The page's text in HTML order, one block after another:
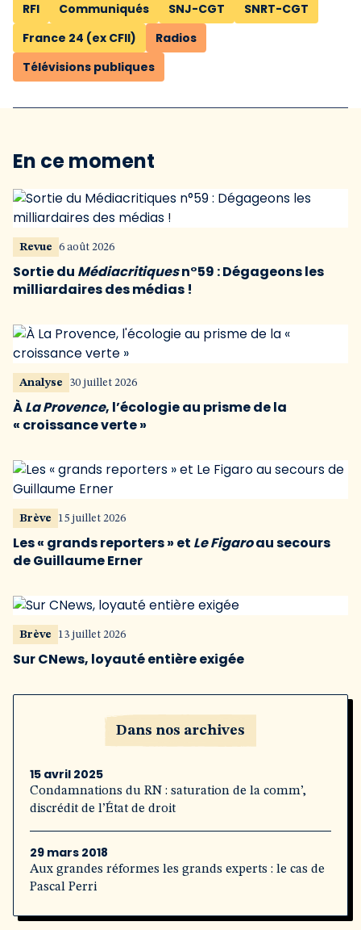
RFI Communiqués SNJ-CGT
SNRT-CGT
France 24 (ex CFII)
Radios
Télévisions publiques
En ce moment
Revue 6 août 2026
Sortie du Médiacritiquesn°59 : Dégageons les
milliardaires des médias !
Analyse 30 juillet 2026
ÀLa Provence, l’écologie au prisme de la
« croissance verte »
Brève 15 juillet 2026
Les « grands reporters » et Le Figaroau secours
de Guillaume Erner
Brève 13 juillet 2026
Sur CNews, loyauté entière exigée
Dans nos archives
15 avril 2025
Condamnations du RN : saturation de la comm’,
discrédit de l’État de droit
29 mars 2018
Aux grandes réformes les grands experts : le cas de
Pascal Perri